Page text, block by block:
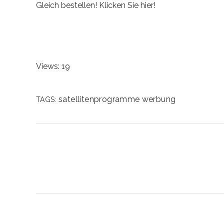
Gleich bestellen! Klicken Sie hier!
Views: 19
TAGS: satellitenprogramme werbung